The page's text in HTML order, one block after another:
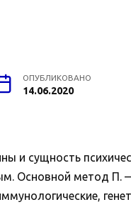
ОПУБЛИКОВАНО
14.06.2020
сущность
Основной метод П.